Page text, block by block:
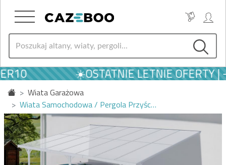
☀️OSTATNIE LETNIE OFERTY | -
Wiata Garażowa
Wiata Samochodowa / Pergola Przyśc…